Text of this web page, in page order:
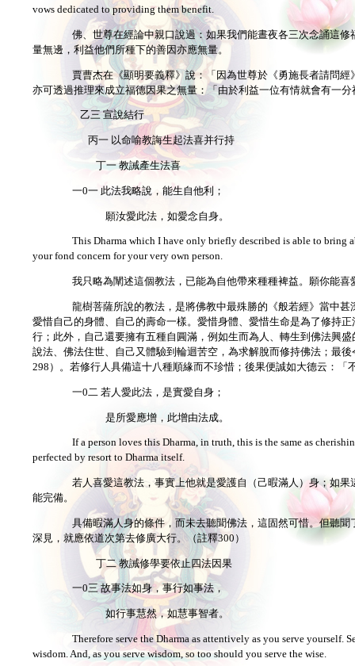
vows dedicated to providing them benefit.
佛、世尊在經論中親口說過：如果我們能晝夜各三次念誦這
量無邊，利益他們所種下的善因亦應無量。
賈曹杰在《顯明要義釋》說：「因為世尊於《勇施長者請問
亦可透過推理來成立福德因果之無量：「由於利益一位有情就會有一
乙三 宣說結行
丙一 以命喻教誨生起法喜并行持
丁一 教誡產生法喜
一0一 此法我略說，能生自他利；
願汝愛此法，如愛念自身。
This Dharma which I have only briefly described is able to bring
your fond concern for your very own person.
我只略為闡述這個教法，已能為自他帶來種種裨益。願你能
龍樹菩薩所說的教法，是將佛教中最殊勝的《般若經》當中
愛惜自己的身體、自己的壽命一樣。愛惜身體、愛惜生命是為了修持
行；此外，自己還要擁有五種自圓滿，例如生而為人、轉生到佛法興
說法、佛法住世、自己又體驗到輪迴苦空，為求解脫而修持佛法；最
298）。若修行人具備這十八種順緣而不珍惜；後果便誠如大德云：
一0二 若人愛此法，是實愛自身；
是所愛應增，此增由法成。
If a person loves this Dharma, in truth, this is the same as
perfected by resort to Dharma itself.
若人喜愛這教法，事實上他就是愛護自（己暇滿人）身；如
能完備。
具備暇滿人身的條件，而未去聽聞佛法，這固然可惜。但聽
深見，就應依道次第去修廣大行。（註釋300）
丁二 教誡修學要依止四法因果
一0三 故事法如身，事行如事法，
如行事慧然，如慧事智者。
Therefore serve the Dharma as attentively as you serve yourself.
wisdom. And, as you serve wisdom, so too should you serve the wise.